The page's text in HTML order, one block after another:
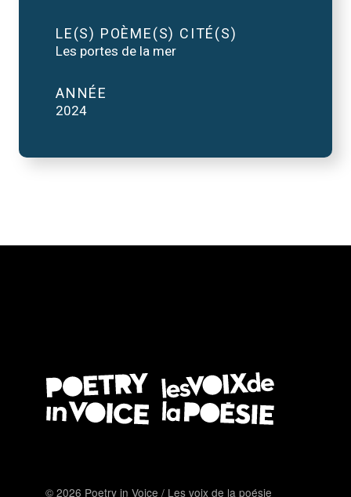
LE(S) POÈME(S) CITÉ(S)
Les portes de la mer
ANNÉE
2024
© 2026 Poetry in Voice / Les voix de la poésie